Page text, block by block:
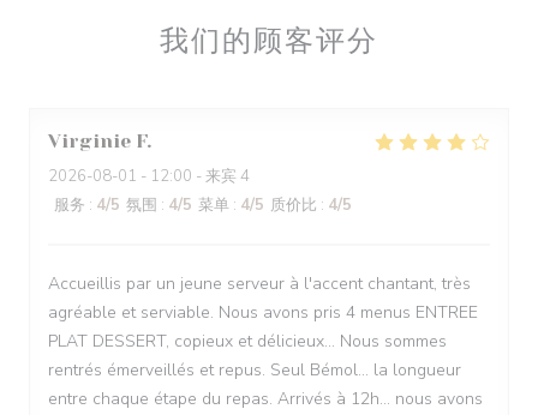
我们的顾客评分
Virginie F
2026-08-01 - 12:00 - 来宾 4
服务 : 4/5 氛围 : 4/5 菜单 : 4/5 质价比 : 4/5
Accueillis par un jeune serveur à l'accent chantant, très
agréable et serviable. Nous avons pris 4 menus ENTREE
PLAT DESSERT, copieux et délicieux... Nous sommes
rentrés émerveillés et repus. Seul Bémol... la longueur
entre chaque étape du repas. Arrivés à 12h... nous avons